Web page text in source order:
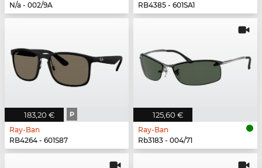
N/a - 002/9A
RB4385 - 601SA1
183,20 € P
Ray-Ban
RB4264 - 601S87
125,60 €
Ray-Ban
Rb3183 - 004/71